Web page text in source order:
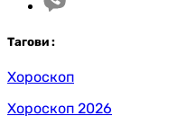
Тагови :
Хороскоп
Хороскоп 2026